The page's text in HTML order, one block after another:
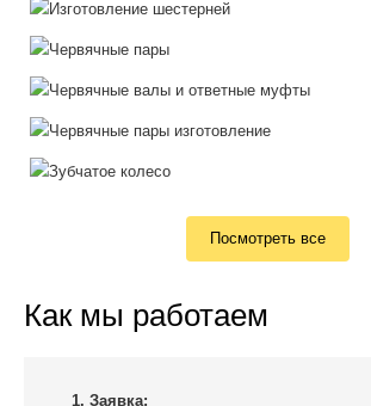
Посмотреть все
Как мы работаем
1. Заявка: